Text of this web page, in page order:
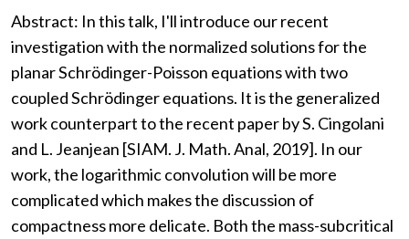
Abstract: In this talk, I'll introduce our recent
investigation with the normalized solutions for the
planar Schrödinger-Poisson equations with two
coupled Schrödinger equations. It is the generalized
work counterpart to the recent paper by S. Cingolani
and L. Jeanjean [SIAM. J. Math. Anal, 2019]. In our
work, the logarithmic convolution will be more
complicated which makes the discussion of
compactness more delicate. Both the mass-subcritical